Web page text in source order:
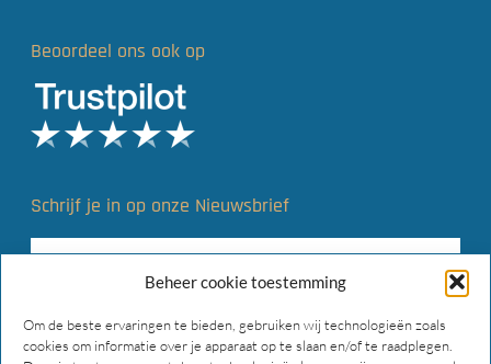
Beheer cookie toestemming
Om de beste ervaringen te bieden, gebruiken wij technologieën zoals
cookies om informatie over je apparaat op te slaan en/of te raadplegen.
Beoordeel ons ook op
Schrijf je in op onze Nieuwsbrief